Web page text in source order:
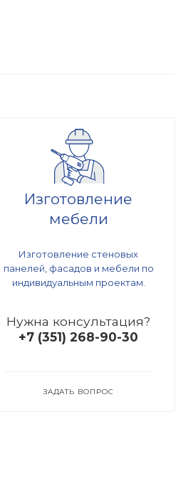
Изготовление
мебели
Изготовление стеновых
панелей, фасадов и мебели по
индивидуальным проектам.
Нужна консультация?
+7 (351) 268-90-30
ЗАДАТЬ ВОПРОС